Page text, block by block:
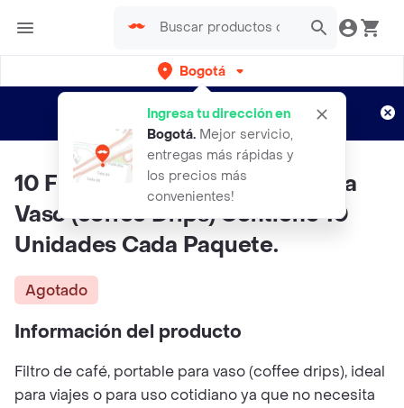
Bogotá
Ingresa tu dirección en
Bogotá. Mejor servicio,
entregas más rápidas y
los precios más
convenientes!
envíos gratis por semanas
Aplican TyC
10 Filtros De Café, Portable Para
Vaso (coffee Drips) Contiene 10
Unidades Cada Paquete.
Agotado
Información del producto
Filtro de café, portable para vaso (coffee drips), ideal
para viajes o para uso cotidiano ya que no necesita